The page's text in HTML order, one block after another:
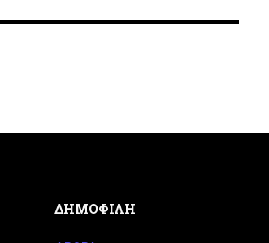
ΔΗΜΟΦΙΛΗ